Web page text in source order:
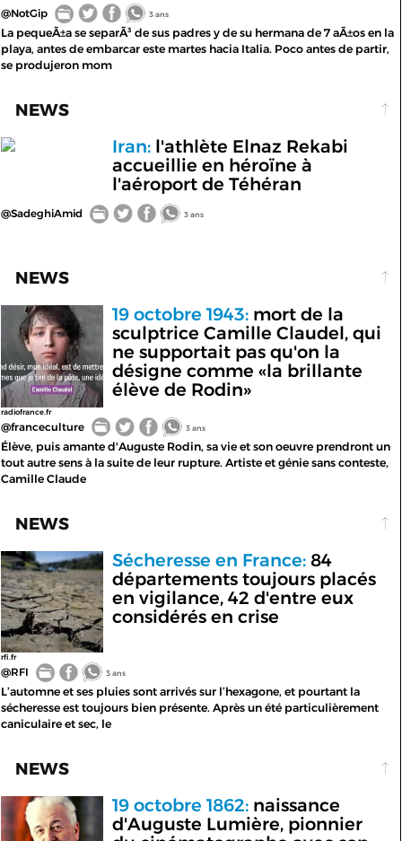
@NotGip 3 ans
La pequeÃ±a se separÃ³ de sus padres y de su hermana de 7 aÃ±os en la
playa, antes de embarcar este martes hacia Italia. Poco antes de partir,
se produjeron mom
NEWS
Iran:l'athlète Elnaz Rekabi
accueillie en héroïne à
l'aéroport de Téhéran
@SadeghiAmid 3 ans
NEWS
radiofrance.fr
19 octobre 1943:mort de la
sculptrice Camille Claudel, qui
ne supportait pas qu'on la
désigne comme «la brillante
élève de Rodin»
@franceculture 3 ans
Élève, puis amante d'Auguste Rodin, sa vie et son oeuvre prendront un
tout autre sens à la suite de leur rupture. Artiste et génie sans conteste,
Camille Claude
NEWS
rfi.fr
Sécheresse en France:84
départements toujours placés
en vigilance, 42 d'entre eux
considérés en crise
@RFI 3 ans
L’automne et ses pluies sont arrivés sur l’hexagone, et pourtant la
sécheresse est toujours bien présente. Après un été particulièrement
caniculaire et sec, le
NEWS
19 octobre 1862:naissance
d'Auguste Lumière, pionnier